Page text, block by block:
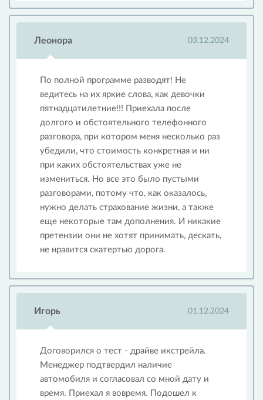
Леонора 03.12.2024
По полной программе разводят! Не
ведитесь на их яркие слова, как девочки
пятнадцатилетние!!! Приехала после
долгого и обстоятельного телефонного
разговора, при котором меня несколько раз
убедили, что стоимость конкретная и ни
при каких обстоятельствах уже не
измениться. Но все это было пустыми
разговорами, потому что, как оказалось,
нужно делать страхование жизни, а также
еще некоторые там дополнения. И никакие
претензии они не хотят принимать, дескать,
не нравится скатертью дорога.
Игорь 01.12.2024
Договорился о тест - драйве икстрейла.
Менеджер подтвердил наличие
автомобиля и согласовал со мной дату и
время. Приехал я вовремя. Подошел к